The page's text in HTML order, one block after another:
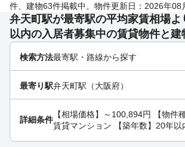
件、建物63件掲載中。物件更新日：2026年08
弁天町駅が最寄駅の平均家賃相場
以内の入居者募集中の賃貸物件と建
検索方法最寄駅・路線から探す
最寄り駅弁天町駅（大阪府）
詳細条件
【相場価格】～100,894円 【物件種
賃貸マンション 【築年数】20年以